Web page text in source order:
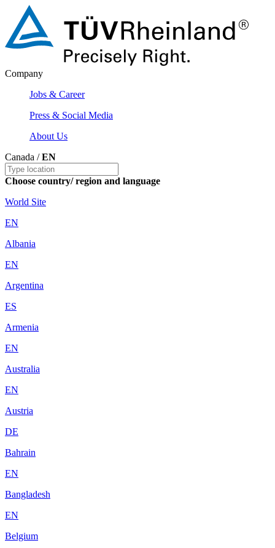
Company
Jobs & Career
Press & Social Media
About Us
Canada /EN
Choose country/ region and language
World Site
EN
Albania
EN
Argentina
ES
Armenia
EN
Australia
EN
Austria
DE
Bahrain
EN
Bangladesh
EN
Belgium